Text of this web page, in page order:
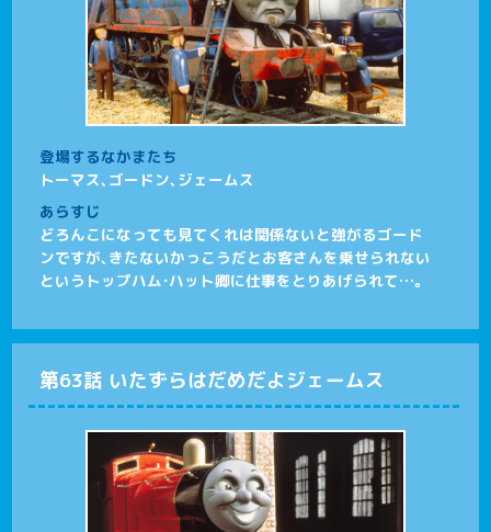
登場するなかまたち
トーマス、ゴードン、ジェームス
あらすじ
どろんこになっても見てくれは関係ないと強がるゴード
ンですが、きたないかっこうだとお客さんを乗せられない
というトップハム・ハット卿に仕事をとりあげられて…。
第63話 いたずらはだめだよジェームス